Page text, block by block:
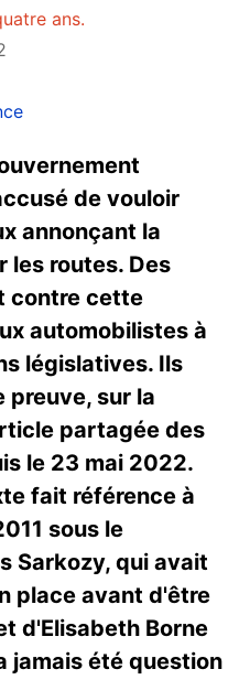
ans.
de vouloir
annonçant la
les routes. Des
contre cette
automobilistes à
législatives. Ils
preuve, sur la
partagée des
le 23 mai 2022.
fait référence à
sous le
Sarkozy, qui avait
place avant d'être
d'Elisabeth Borne
jamais été question